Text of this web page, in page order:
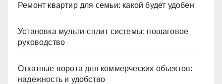
Ремонт квартир для семьи: какой будет удобен
Установка мульти-сплит системы: пошаговое
руководство
Откатные ворота для коммерческих объектов:
надежность и удобство